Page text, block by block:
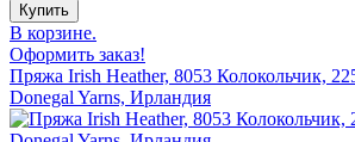
В корзине.
Оформить заказ!
Пряжа Irish Heather, 8053 Колокольчик,
Donegal Yarns, Ирландия